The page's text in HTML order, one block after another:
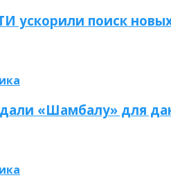
ускорили поиск
«Шамбалу» для